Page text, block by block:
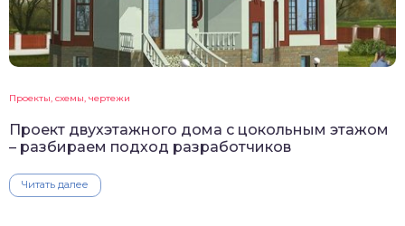
Проекты, схемы, чертежи
Проект двухэтажного дома с цокольным этажом
– разбираем подход разработчиков
Читать далее